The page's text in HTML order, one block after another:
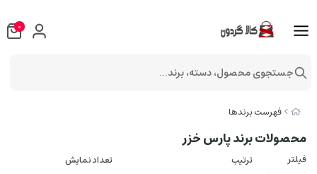
فهرست برندها
محصولات برند پارس خزر
فیلتر ترتیب تعداد نمایش
0
جستجوی محصول، دسته، برند...